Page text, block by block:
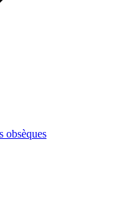
obsèques